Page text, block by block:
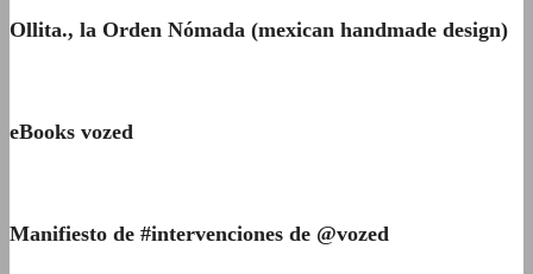
Ollita., la Orden Nómada (mexican handmade design)
eBooks vozed
Manifiesto de #intervenciones de @vozed